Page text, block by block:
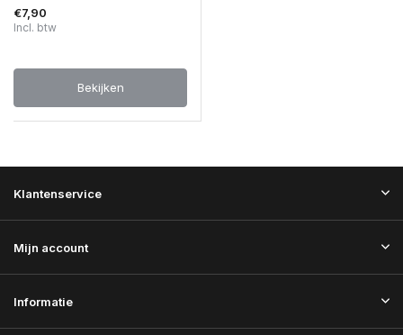
€7,90
Incl. btw
Bekijken
Klantenservice
Mijn account
Informatie